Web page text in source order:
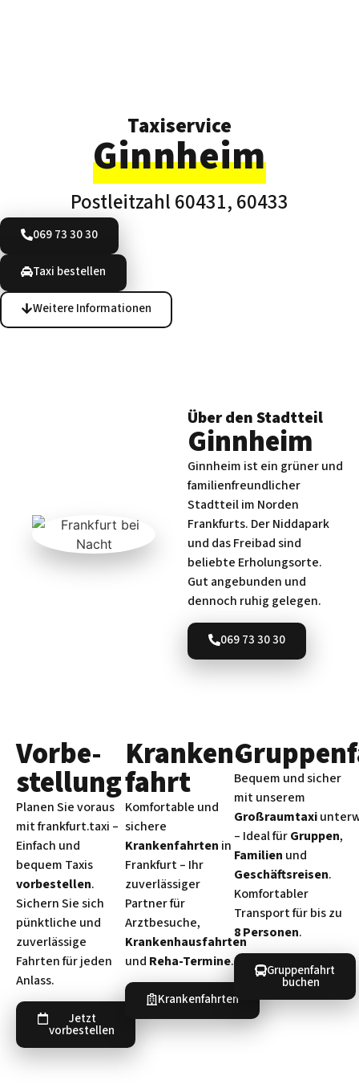
Taxiservice
Ginnheim
Postleitzahl 60431, 60433
069 73 30 30
Taxi bestellen
Weitere Informationen
Über den Stadtteil
Ginnheim
Ginnheim ist ein grüner und
familienfreundlicher
Stadtteil im Norden
Frankfurts. Der Niddapark
und das Freibad sind
beliebte Erholungsorte.
Gut angebunden und
dennoch ruhig gelegen.
069 73 30 30
Vorbe­
stellung
Planen Sie voraus
mit frankfurt.taxi –
Einfach und
bequem Taxis
vorbestellen.
Sichern Sie sich
pünktliche und
zuverlässige
Fahrten für jeden
Anlass.
Jetzt
vorbestellen
Kranken­
fahrt
Komfortable und
sichere
Krankenfahrten in
Frankfurt – Ihr
zuverlässiger
Partner für
Arztbesuche,
Krankenhausfahrten
und Reha-Termine.
Krankenfahrten
Bequem und sicher
mit unserem
Großraumtaxi
– Ideal fürGruppen,
Familien und
Geschäftsreisen.
Komfortabler
Transport für bis zu
8 Personen.
Gruppenfahrt
buchen